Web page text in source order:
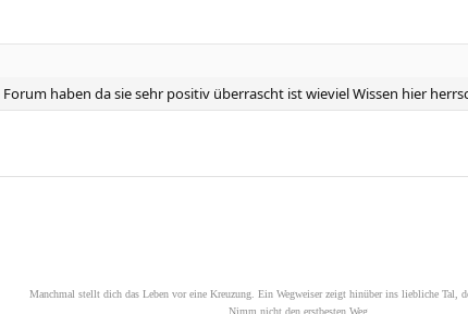
haben da sie sehr positiv überrascht ist wieviel Wissen hier
Manchmal stellt dich das Leben vor eine Kreuzung. Ein Wegweiser zeigt hinüber ins liebliche Tal,
Nimm nicht den erstbesten Weg.